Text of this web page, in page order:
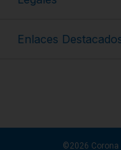
Enlaces
©2026 Corona